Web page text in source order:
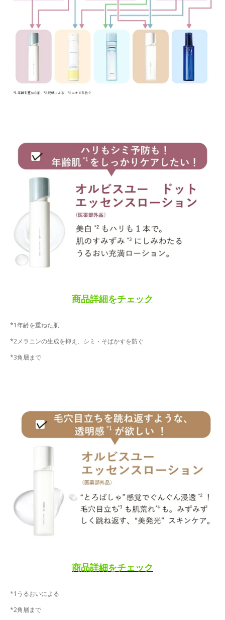
商品詳細をチェック
*1年齢を重ねた肌
*2メラニンの生成を抑え、シミ・そばかすを防ぐ
*3角層まで
商品詳細をチェック
*1うるおいによる
*2角層まで